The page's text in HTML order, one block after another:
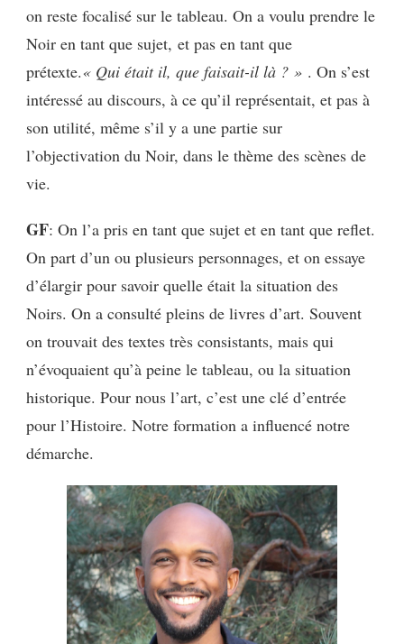
on reste focalisé sur le tableau. On a voulu prendre le
Noir en tant que sujet, et pas en tant que
prétexte.« Qui était il, que faisait-il là ? » . On s’est
intéressé au discours, à ce qu’il représentait, et pas à
son utilité, même s’il y a une partie sur
l’objectivation du Noir, dans le thème des scènes de
vie.
GF: On l’a pris en tant que sujet et en tant que reflet.
On part d’un ou plusieurs personnages, et on essaye
d’élargir pour savoir quelle était la situation des
Noirs. On a consulté pleins de livres d’art. Souvent
on trouvait des textes très consistants, mais qui
n’évoquaient qu’à peine le tableau, ou la situation
historique. Pour nous l’art, c’est une clé d’entrée
pour l’Histoire. Notre formation a influencé notre
démarche.